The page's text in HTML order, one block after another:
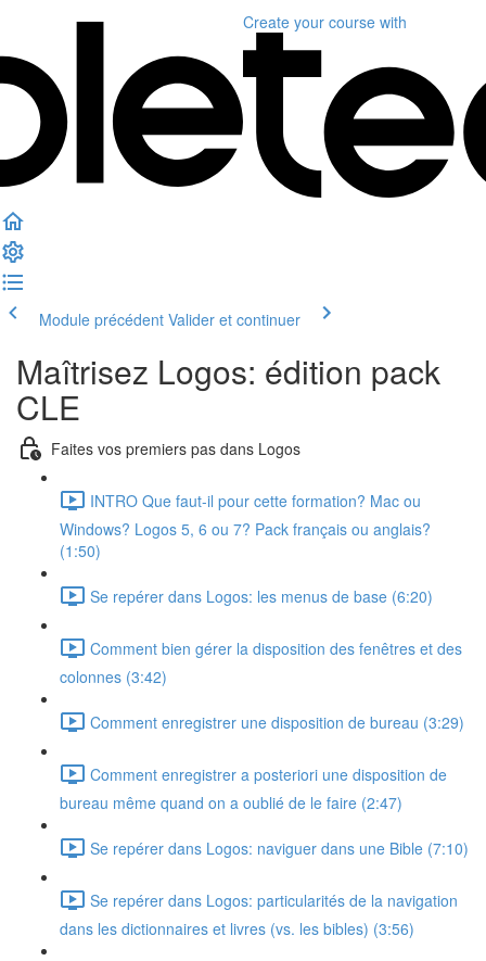
Create your course with
Module précédent Valider et continuer
Maîtrisez Logos: édition pack
CLE
Faites vos premiers pas dans Logos
INTRO Que faut-il pour cette formation? Mac ou
Windows? Logos 5, 6 ou 7? Pack français ou anglais?
(1:50)
Se repérer dans Logos: les menus de base (6:20)
Comment bien gérer la disposition des fenêtres et des
colonnes (3:42)
Comment enregistrer une disposition de bureau (3:29)
Comment enregistrer a posteriori une disposition de
bureau même quand on a oublié de le faire (2:47)
Se repérer dans Logos: naviguer dans une Bible (7:10)
Se repérer dans Logos: particularités de la navigation
dans les dictionnaires et livres (vs. les bibles) (3:56)